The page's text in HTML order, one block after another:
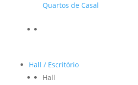
Quartos de Casal
Hall / Escritório
Hall